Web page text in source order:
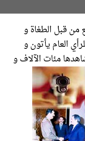
من قبل الطغاة و
العام يأتون و
مئات الآلاف و